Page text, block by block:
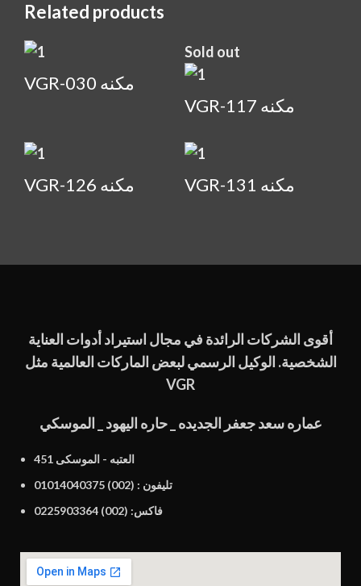
Related products
VGR-030 مكنه
Sold out
VGR-117 مكنه
VGR-126 مكنه VGR-131 مكنه
أقوى الشركات الرائدة في مجال استيراد أدوات العناية
الشخصية. الوكيل الرسمي لبعض الماركات العالمية مثل
VGR
عماره سعد جعفر الجديده _ حاره اليهود _ الموسكي
451 العتبه - الموسكى
تليفون : (002) 01014040375
فاكس: (002) 0225903364